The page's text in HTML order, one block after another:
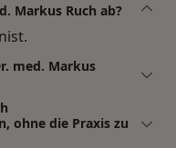
Markus Ruch ab?
med. Markus
ohne die Praxis zu